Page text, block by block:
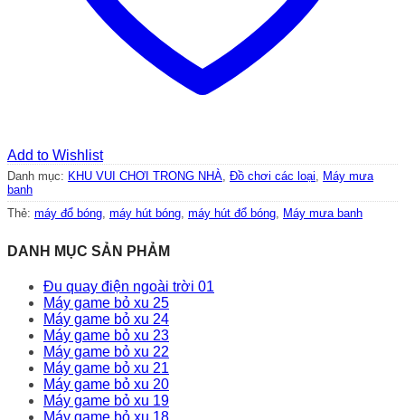
Add to Wishlist
Danh mục: KHU VUI CHƠI TRONG NHÀ Đồ chơi các loại
Máy mưa
banh
Thẻ: máy đổ bóng máy hút bóng máy hút đổ bóng Máy mưa banh
DANH MỤC SẢN PHẢM
Đu quay điện ngoài trời 01
Máy game bỏ xu 25
Máy game bỏ xu 24
Máy game bỏ xu 23
Máy game bỏ xu 22
Máy game bỏ xu 21
Máy game bỏ xu 20
Máy game bỏ xu 19